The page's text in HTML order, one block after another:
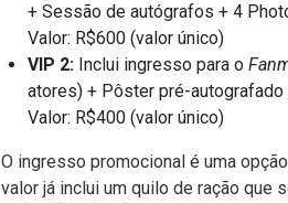
+ Sessão de autógrafos + 4
Valor: R$600 (valor único)
VIP 2: Inclui ingresso para o
atores) + Pôster pré-
Valor: R$400 (valor único)
O ingresso promocional é uma
valor já inclui um quilo de ração que